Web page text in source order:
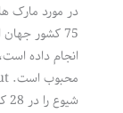
در مورد مارک
شیوع را در 28 کشور دارد.